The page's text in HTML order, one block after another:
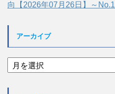
向【2026年07月26日】～No.1
アーカイブ
ア
ー